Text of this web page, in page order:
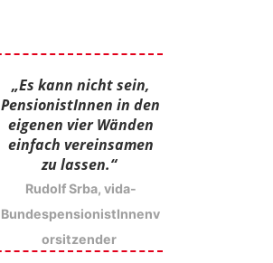
„Es kann nicht sein,
PensionistInnen in den
eigenen vier Wänden
einfach vereinsamen
zu lassen.“
Rudolf Srba, vida-
BundespensionistInnenv
orsitzender